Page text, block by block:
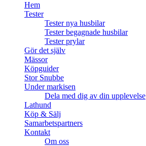
Hem
Tester
Tester nya husbilar
Tester begagnade husbilar
Tester prylar
Gör det själv
Mässor
Köpguider
Stor Snubbe
Under markisen
Dela med dig av din upplevelse
Lathund
Köp & Sälj
Samarbetspartners
Kontakt
Om oss